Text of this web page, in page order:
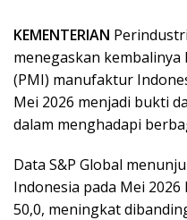
KEMENTERIAN
menegaskan kembalinya
(PMI) manufaktur
Mei 2026 menjadi bukti
dalam menghadapi
Data S&P Global
Indonesia pada Mei
50,0, meningkat